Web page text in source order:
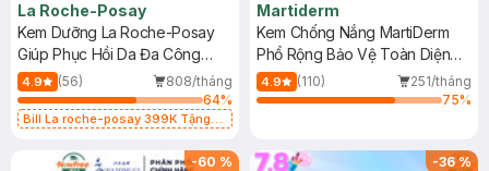
La Roche-Posay
Kem Dưỡng La Roche-Posay
Giúp Phục Hồi Da Đa Công
Dụng 40ml
4.9 (56)
808/tháng
64%
Bill La roche-posay 399K Tặng
(SL có hạn)
Martiderm
Kem Chống Nắng MartiDerm
Phổ Rộng Bảo Vệ Toàn Diện
40ml
4.9 (110)
251/tháng
75%
-60 % -36%